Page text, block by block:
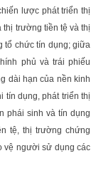
lược phát triển thị
trường tiền tệ và thị
tổ chức tín dụng; giữa
phủ và trái phiếu
dài hạn của nền kinh
tín dụng, phát triển thị
phái sinh và tín dụng
tệ, thị trường chứng
vệ người sử dụng các